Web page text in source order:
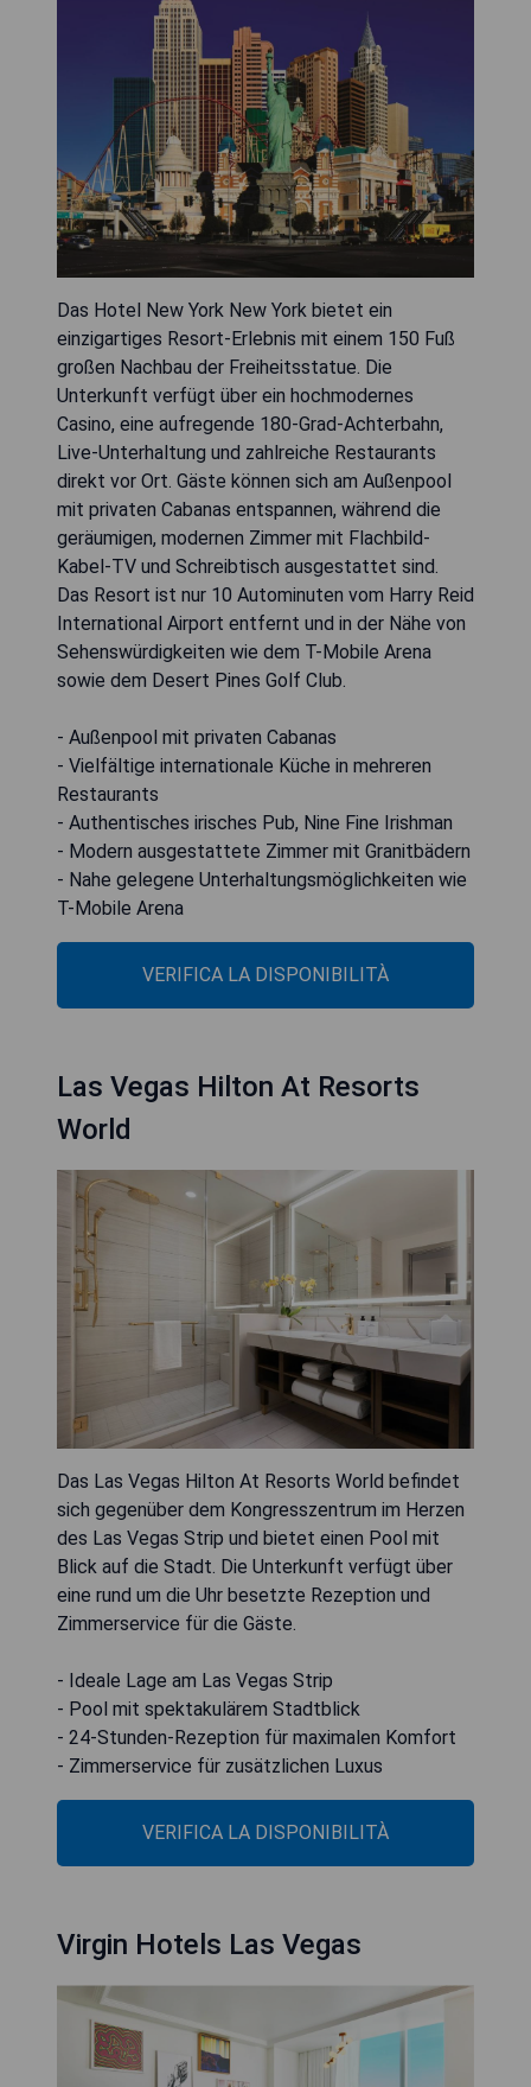
Das Hotel New York New York bietet ein
einzigartiges Resort-Erlebnis mit einem 150 Fuß
großen Nachbau der Freiheitsstatue. Die
Unterkunft verfügt über ein hochmodernes
Casino, eine aufregende 180-Grad-Achterbahn,
Live-Unterhaltung und zahlreiche Restaurants
direkt vor Ort. Gäste können sich am Außenpool
mit privaten Cabanas entspannen, während die
geräumigen, modernen Zimmer mit Flachbild-
Kabel-TV und Schreibtisch ausgestattet sind.
Das Resort ist nur 10 Autominuten vom Harry Reid
International Airport entfernt und in der Nähe von
Sehenswürdigkeiten wie dem T-Mobile Arena
sowie dem Desert Pines Golf Club.
- Außenpool mit privaten Cabanas
- Vielfältige internationale Küche in mehreren
Restaurants
- Authentisches irisches Pub, Nine Fine Irishman
- Modern ausgestattete Zimmer mit Granitbädern
- Nahe gelegene Unterhaltungsmöglichkeiten wie
T-Mobile Arena
VERIFICA LA DISPONIBILITÀ
Las Vegas Hilton At Resorts
World
Das Las Vegas Hilton At Resorts World befindet
sich gegenüber dem Kongresszentrum im Herzen
des Las Vegas Strip und bietet einen Pool mit
Blick auf die Stadt. Die Unterkunft verfügt über
eine rund um die Uhr besetzte Rezeption und
Zimmerservice für die Gäste.
- Ideale Lage am Las Vegas Strip
- Pool mit spektakulärem Stadtblick
- 24-Stunden-Rezeption für maximalen Komfort
- Zimmerservice für zusätzlichen Luxus
VERIFICA LA DISPONIBILITÀ
Virgin Hotels Las Vegas